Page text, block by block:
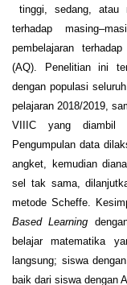
tinggi, sedang,
terhadap
pembelajaran
(AQ). Penelitian ini
dengan populasi
pelajaran 2018/2019,
VIIIC yang
Pengumpulan data
angket, kemudian
sel tak sama,
metode Scheffe.
Based Learning
belajar matematika
langsung; siswa
baik dari siswa dengan